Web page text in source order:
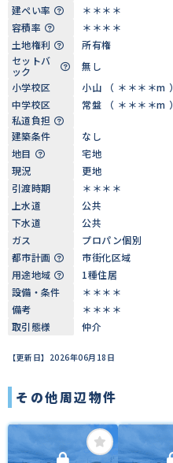
建ぺい率
＊＊＊＊
容積率
＊＊＊＊
土地権利
所有権
セットバ
ック
無し
小学校区
小山 （ ＊＊＊＊m ）
中学校区
常盤 （ ＊＊＊＊m ）
私道負担
建築条件
なし
地目
宅地
現況
更地
引渡時期
＊＊＊＊
上水道
公共
下水道
公共
ガス
プロパン個別
都市計画
市街化区域
用途地域
1種住居
設備・条件
＊＊＊＊
備考
＊＊＊＊
取引態様
仲介
【更新日】2026年06月18日
その他周辺物件